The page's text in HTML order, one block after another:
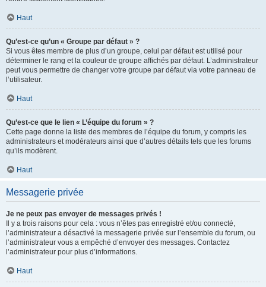
Haut
Qu’est-ce qu’un « Groupe par défaut » ?
Si vous êtes membre de plus d’un groupe, celui par défaut est utilisé pour
déterminer le rang et la couleur de groupe affichés par défaut. L’administrateur
peut vous permettre de changer votre groupe par défaut via votre panneau de
l’utilisateur.
Haut
Qu’est-ce que le lien « L’équipe du forum » ?
Cette page donne la liste des membres de l’équipe du forum, y compris les
administrateurs et modérateurs ainsi que d’autres détails tels que les forums
qu’ils modèrent.
Haut
Messagerie privée
Je ne peux pas envoyer de messages privés !
Il y a trois raisons pour cela : vous n’êtes pas enregistré et/ou connecté,
l’administrateur a désactivé la messagerie privée sur l’ensemble du forum, ou
l’administrateur vous a empêché d’envoyer des messages. Contactez
l’administrateur pour plus d’informations.
Haut